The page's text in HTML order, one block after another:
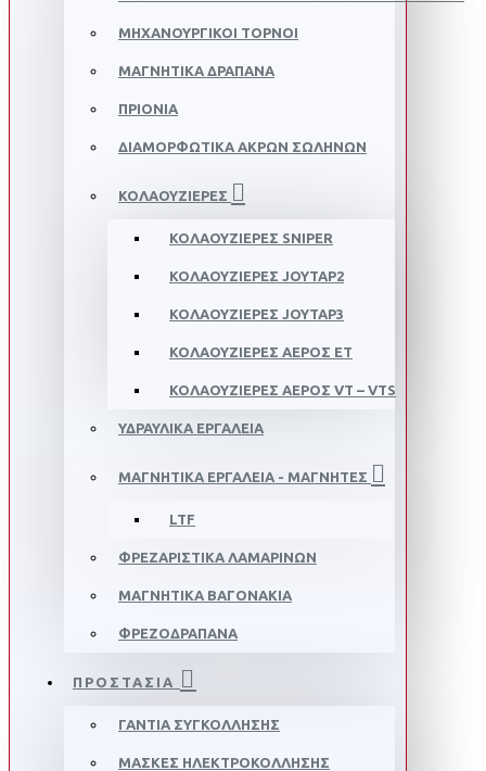
ΜΗΧΑΝΟΥΡΓΙΚΟΙ ΤΟΡΝΟΙ
ΜΑΓΝΗΤΙΚΑ ΔΡΑΠΑΝΑ
ΠΡΙΟΝΙΑ
ΔΙΑΜΟΡΦΩΤΙΚΑ ΑΚΡΩΝ ΣΩΛΗΝΩΝ
ΚΟΛΑΟΥΖΙΕΡΕΣ
ΚΟΛΑΟΥΖΙΕΡΕΣ SNIPER
ΚΟΛΑΟΥΖΙΕΡΕΣ JOYTAP2
ΚΟΛΑΟΥΖΙΕΡΕΣ JOYTAP3
ΚΟΛΑΟΥΖΙΕΡΕΣ ΑΕΡΟΣ ΕΤ
ΚΟΛΑΟΥΖΙΕΡΕΣ ΑΕΡΟΣ VT – VTS
ΥΔΡΑΥΛΙΚΑ ΕΡΓΑΛΕΙΑ
ΜΑΓΝΗΤΙΚΑ ΕΡΓΑΛΕΙΑ - ΜΑΓΝΗΤΕΣ
LTF
ΦΡΕΖΑΡΙΣΤΙΚΑ ΛΑΜΑΡΙΝΩΝ
ΜΑΓΝΗΤΙΚΑ ΒΑΓΟΝΑΚΙΑ
ΦΡΕΖΟΔΡΑΠΑΝΑ
ΠΡΟΣΤΑΣΙΑ
ΓΑΝΤΙΑ ΣΥΓΚΟΛΛΗΣΗΣ
ΜΑΣΚΕΣ ΗΛΕΚΤΡΟΚΟΛΛΗΣΗΣ